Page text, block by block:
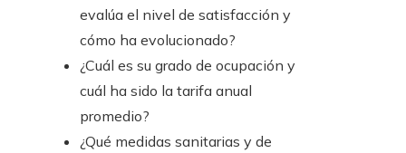
evalúa el nivel de satisfacción y
cómo ha evolucionado?
¿Cuál es su grado de ocupación y
cuál ha sido la tarifa anual
promedio?
¿Qué medidas sanitarias y de